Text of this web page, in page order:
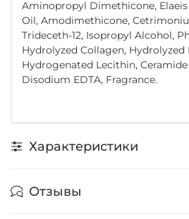
Aminopropyl Dimethicone,
Oil, Amodimethicone,
Trideceth-12, Isopropyl Alcohol,
Hydrolyzed Collagen, Hydrolyzed
Hydrogenated Lecithin,
Disodium EDTA, Fragrance.
Характеристики
Отзывы